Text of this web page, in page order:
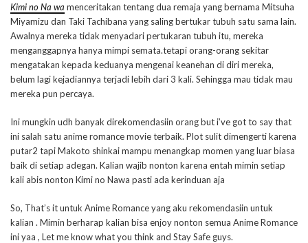
Kimi no Na wa menceritakan tentang dua remaja yang bernama Mitsuha
Miyamizu dan Taki Tachibana yang saling bertukar tubuh satu sama lain.
Awalnya mereka tidak menyadari pertukaran tubuh itu, mereka
menganggapnya hanya mimpi semata.tetapi orang-orang sekitar
mengatakan kepada keduanya mengenai keanehan di diri mereka,
belum lagi kejadiannya terjadi lebih dari 3 kali. Sehingga mau tidak mau
mereka pun percaya.
Ini mungkin udh banyak direkomendasiin orang but i’ve got to say that
ini salah satu anime romance movie terbaik. Plot sulit dimengerti karena
putar2 tapi Makoto shinkai mampu menangkap momen yang luar biasa
baik di setiap adegan. Kalian wajib nonton karena entah mimin setiap
kali abis nonton Kimi no Nawa pasti ada kerinduan aja
So, That’s it untuk Anime Romance yang aku rekomendasiin untuk
kalian . Mimin berharap kalian bisa enjoy nonton semua Anime Romance
ini yaa , Let me know what you think and Stay Safe guys.